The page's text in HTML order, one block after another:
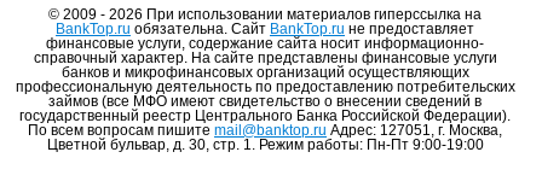
© 2009 - 2026 При использовании материалов гиперссылка на
BankTop.ru обязательна. Сайт BankTop.ru не предоставляет
финансовые услуги, содержание сайта носит информационно-
справочный характер. На сайте представлены финансовые услуги
банков и микрофинансовых организаций осуществляющих
профессиональную деятельность по предоставлению потребительских
займов (все МФО имеют свидетельство о внесении сведений в
государственный реестр Центрального Банка Российской Федерации).
По всем вопросам пишите mail@banktop.ru Адрес: 127051, г. Москва,
Цветной бульвар, д. 30, стр. 1. Режим работы: Пн-Пт 9:00-19:00